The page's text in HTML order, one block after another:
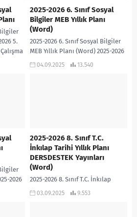
5.
2025-2026 6. Sınıf Sosyal
Bilgiler MEB Yıllık Planı
(Word)
2025-2026 6. Sınıf Sosyal Bilgiler
MEB Yıllık Planı (Word) 2025-2026
6. Sınıf Sosyal Bilgiler Yıllık Planı-
04.09.2025 13.540
2026
2025-2026 8. Sınıf T.C.
İnkılap Tarihi Yıllık Planı
DERSDESTEK Yayınları
(Word)
2025-2026 8. Sınıf T.C. İnkılap
Tarihi Yıllık Planı DERSDESTEK
03.09.2025 9.553